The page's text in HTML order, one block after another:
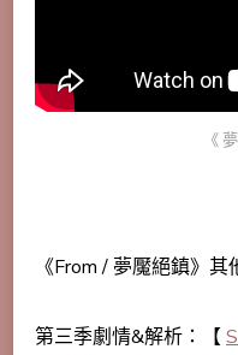
《
《From / 夢魘絕鎮》其
第三季劇情&解析：【